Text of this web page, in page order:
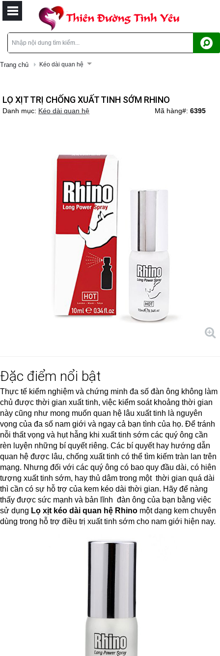
Trang chủ Kéo dài quan hệ
LỌ XỊT TRỊ CHỐNG XUẤT TINH SỚM RHINO
Mã hàng#: 6395
Danh mục: Kéo dài quan hệ
Đặc điểm nổi bật
Thực tế kiểm nghiệm và chứng minh đa số đàn ông không làm
chủ được thời gian xuất tinh, việc kiểm soát khoảng thời gian
này cũng như mong muốn quan hệ lâu xuất tinh là nguyên
vọng của đa số nam giới và ngay cả bạn tình của họ. Để tránh
nỗi thất vọng và hụt hẫng khi xuất tinh sớm các quý ông cần
rèn luyện những bí quyết riêng. Các bí quyết hay hướng dẫn
quan hệ được lâu, chống xuất tinh có thể tìm kiếm tràn lan trên
mạng. Nhưng đối với các quý ông có bao quy đầu dài, có hiên
tượng xuất tinh sớm, hay thủ dâm trong một thời gian quá dài
thì cần có sự hỗ trợ của kem kéo dài thời gian. Hãy để nàng
thấy được sức mạnh và bản lĩnh đàn ông của bạn bằng việc
sử dụng Lọ xịt kéo dài quan hệ Rhino một dạng kem chuyên
dùng trong hỗ trợ điều trị xuất tinh sớm cho nam giới hiện nay.